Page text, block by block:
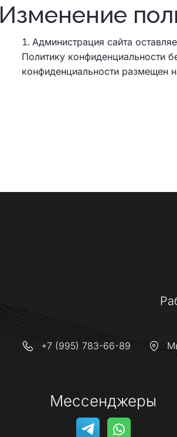
Изменение
Администрация сайта
Политику конфиденциальности
конфиденциальности размещен
+7 (995) 783-66-89
Мессенджеры